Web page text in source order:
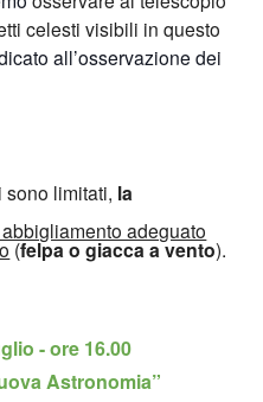
celesti visibili in questo
all’osservazione dei
limitati, la
adeguato
(felpa o giacca a vento).
- ore 16.00
Astronomia”